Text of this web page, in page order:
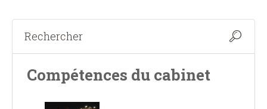
Compétences du cabinet